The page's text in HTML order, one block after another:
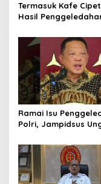
Termasuk Kafe
Hasil
Ramai Isu
Polri, Jampidsus
Kejagung RI